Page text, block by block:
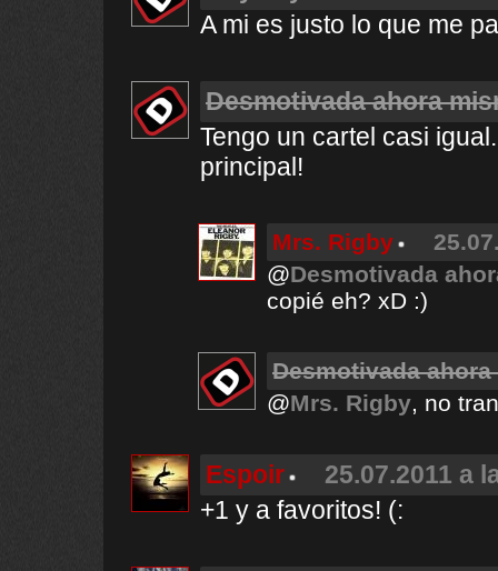
A mi es justo lo que me
Desmotivada ahora
Tengo un cartel casi
principal!
Mrs. Rigby
@Desmotivada
copié eh? xD :)
Desmotivada
@Mrs. Rigby, no
Espoir
25.07.2011 a
+1 y a favoritos! (: